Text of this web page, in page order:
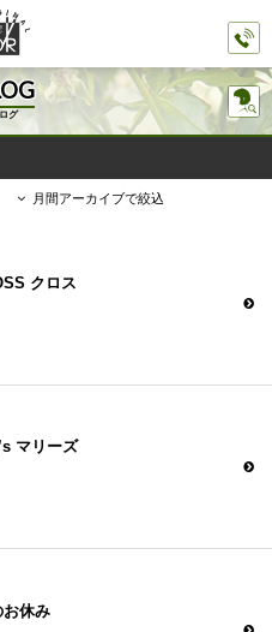
グ
月間アーカイブで絞込
クロス
マリーズ
休み